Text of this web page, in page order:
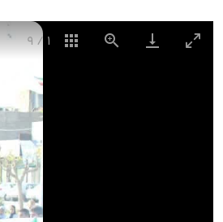
1
/
9